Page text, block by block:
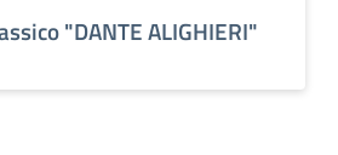
"DANTE ALIGHIERI"